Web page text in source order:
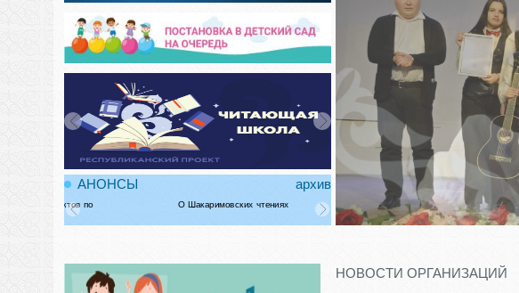
АНОНСЫ архив
О Шакаримовских чтениях О городском конкурсе юных историков
НОВОСТИ ОРГАНИЗАЦИЙ